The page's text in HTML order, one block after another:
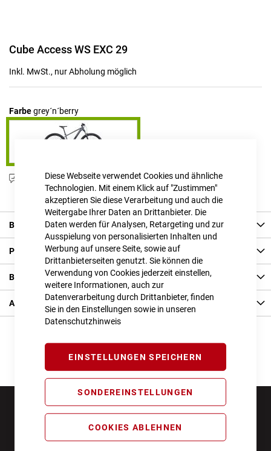
Diese Webseite verwendet Cookies und ähnliche
Technologien. Mit einem Klick auf "Zustimmen"
akzeptieren Sie diese Verarbeitung und auch die
Weitergabe Ihrer Daten an Drittanbieter. Die
Daten werden für Analysen, Retargeting und zur
Ausspielung von personalisierten Inhalten und
Werbung auf unsere Seite, sowie auf
Drittanbieterseiten genutzt. Sie können die
Verwendung von Cookies jederzeit einstellen,
weitere Informationen, auch zur
Datenverarbeitung durch Drittanbieter, finden
Sie in den Einstellungen sowie in unseren
Datenschutzhinweis
EINSTELLUNGEN SPEICHERN
SONDEREINSTELLUNGEN
COOKIES ABLEHNEN
Zum
der
Cube Access WS EXC 29
Inkl. MwSt., nur Abholung möglich
Farbegrey´n´berry
Produktanfrage stellen
Beschreibung
Produkt Details
Bewertungen
Angaben zur Produktsicherheit